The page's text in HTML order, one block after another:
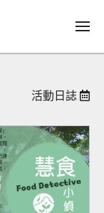
活動日誌